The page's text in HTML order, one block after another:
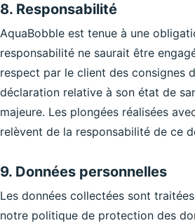
8. Responsabilité
AquaBobble est tenue à une
responsabilité ne saurait être
respect par le client des consignes
déclaration relative à son état de
majeure. Les plongées réalisées
relèvent de la responsabilité de ce
9. Données personnelles
Les données collectées sont
notre politique de protection des